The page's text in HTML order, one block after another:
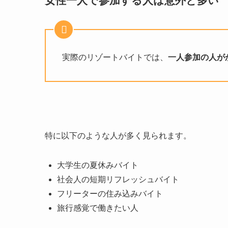
実際のリゾートバイトでは、 一人参加の人が
特に以下のような人が多く見られます。
大学生の夏休みバイト
社会人の短期リフレッシュバイト
フリーターの住み込みバイト
旅行感覚で働きたい人